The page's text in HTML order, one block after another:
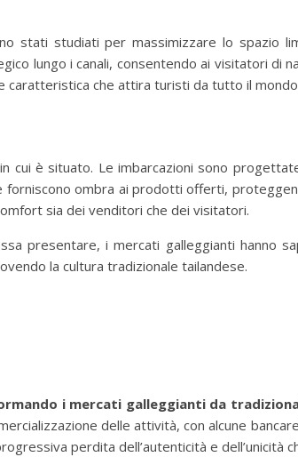
stati studiati per massimizzare lo spazio
lungo i canali, consentendo ai visitatori di
caratteristica che attira turisti da tutto il
cui è situato. Le imbarcazioni sono
forniscono ombra ai prodotti offerti,
sia dei venditori che dei visitatori.
presentare, i mercati galleggianti hanno
la cultura tradizionale tailandese.
i mercati galleggianti da
delle attività, con alcune
perdita dell’autenticità e dell’unicità